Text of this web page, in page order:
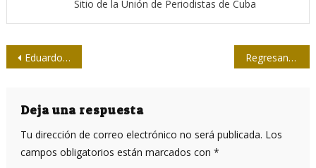
Sitio de la Unión de Periodistas de Cuba
Navegación
entradas
Eduardo Yasells: “un caballero de la Revolución” Regresando a las esencias…. Corresponsales de guerra junto a estudiantes de periodismo
Deja una respuesta
Tu dirección de correo electrónico no será publicada. Los
campos obligatorios están marcados con *